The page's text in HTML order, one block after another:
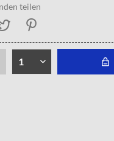
teilen